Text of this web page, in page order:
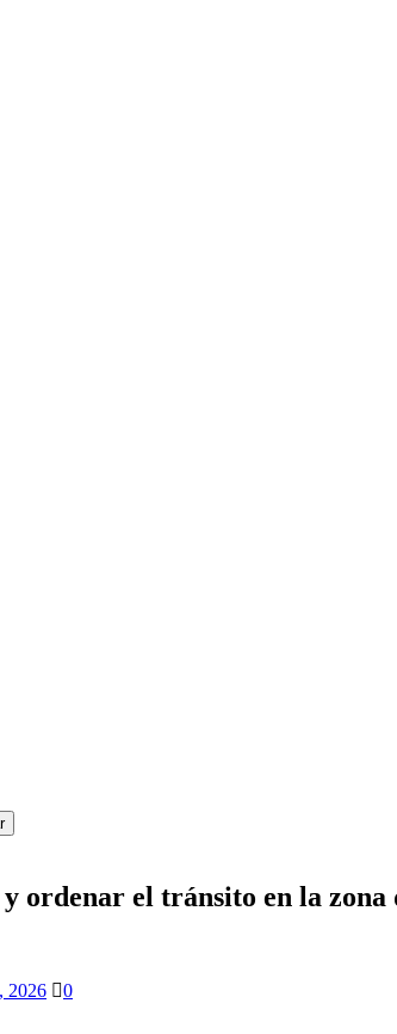
ordenar el tránsito en la zona
2026 0